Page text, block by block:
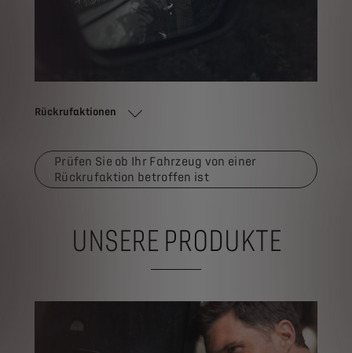
Rückrufaktionen
Prüfen Sie ob Ihr Fahrzeug von einer
Rückrufaktion betroffen ist
UNSERE PRODUKTE